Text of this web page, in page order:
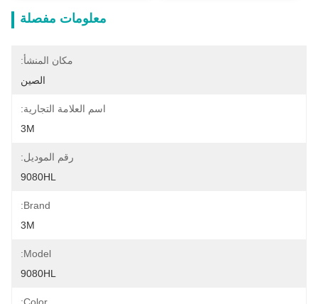
معلومات مفصلة
مكان المنشأ:
الصين
اسم العلامة التجارية:
3M
رقم الموديل:
9080HL
Brand:
3M
Model:
9080HL